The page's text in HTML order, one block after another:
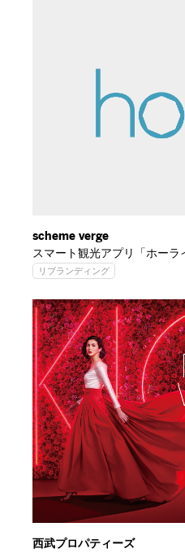
scheme verge
スマート観光アプリ「ホー
リブランディング
西武プロパティーズ